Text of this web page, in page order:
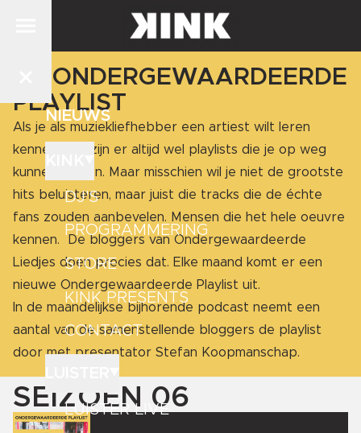
NIEUWS
DJ'S
PROGRAMMERING
STORE
KINK PRESENTS
CONTACT
LUISTER LIVE
DE ONDERGEWAARDEERDE
PLAYLIST
Als je als muziekliefhebber een artiest wilt leren
kennen, dan zijn er altijd wel playlists die je op weg
kunnen helpen. Maar misschien wil je niet de grootste
hits beluisteren, maar juist die tracks die de échte
fans zouden aanbevelen. Mensen die het hele oeuvre
kennen. De bloggers van Ondergewaardeerde
Liedjes doen precies dat. Elke maand komt er een
nieuwe Ondergewaardeerde Playlist uit.
In de maandelijkse bijhorende podcast neemt een
aantal van de samenstellende bloggers de playlist
door met presentator Stefan Koopmanschap.
SEIZOEN 06